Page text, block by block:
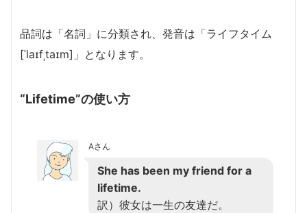
品詞は「名詞」に分類され、発音は「ライフタイム
[ˈlaɪfˌtaɪm]」となります。
“Lifetime”の使い方
Aさん
She has been my friend for a
lifetime.
訳）彼女は一生の友達だ。